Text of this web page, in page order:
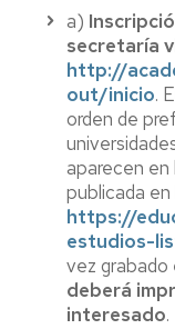
a)
secretaría
http://
out/inicio.
orden de
aparecen
publicada
https://
estudios-
vez grabado
deberá
interesado.